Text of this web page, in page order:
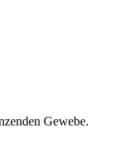
Gewebe.